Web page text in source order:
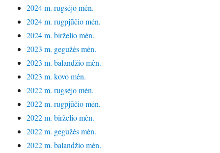
2024 m. rugsėjo mėn.
2024 m. rugpjūčio mėn.
2024 m. birželio mėn.
2023 m. gegužės mėn.
2023 m. balandžio mėn.
2023 m. kovo mėn.
2022 m. rugsėjo mėn.
2022 m. rugpjūčio mėn.
2022 m. birželio mėn.
2022 m. gegužės mėn.
2022 m. balandžio mėn.